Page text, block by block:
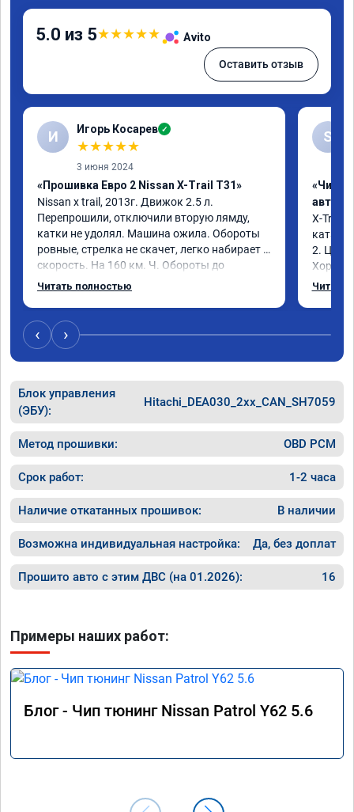
5.0 из 5★★★★★ Avito
Оставить отзыв
И Игорь Косарев ✓
★★★★★
3 июня 2024
«Прошивка Евро 2 Nissan X-Trail T31»
Nissan x trаil, 2013г. Движок 2.5 л.
Перепрошили, отключили вторую лямду,
катки не удолял. Машина ожила. Обороты
ровные, стрелка не скачет, легко набирает
скорость. На 160 км. Ч. Обороты до
3000.расход тот-же без изменения 12л.
Читать полностью
S
«Чип
X-Trail
2. Цена
Читать
‹ ›
Блок управления
(ЭБУ):
Hitachi_DEA030_2xx_CAN_SH7059
Метод прошивки: OBD PCM
Срок работ: 1-2 часа
Наличие откатанных прошивок: В наличии
Возможна индивидуальная настройка: Да, без доплат
Прошито авто с этим ДВС (на 01.2026): 16
Примеры наших работ:
Блог - Чип тюнинг Nissan Patrol Y62 5.6